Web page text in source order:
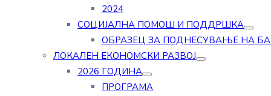
2024
СОЦИЈАЛНА ПОМОШ И ПОДДРШКА
ОБРАЗЕЦ ЗА ПОДНЕСУВАЊЕ НА
ЛОКАЛЕН ЕКОНОМСКИ РАЗВОЈ
2026 ГОДИНА
ПРОГРАМА